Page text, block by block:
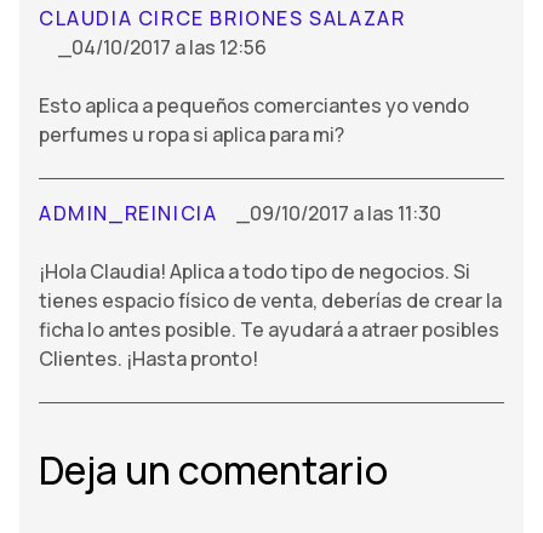
CLAUDIA CIRCE BRIONES SALAZAR
04/10/2017 a las 12:56
Esto aplica a pequeños comerciantes yo vendo
perfumes u ropa si aplica para mi?
ADMIN_REINICIA 09/10/2017 a las 11:30
¡Hola Claudia! Aplica a todo tipo de negocios. Si
tienes espacio físico de venta, deberías de crear la
ficha lo antes posible. Te ayudará a atraer posibles
Clientes. ¡Hasta pronto!
Deja un comentario